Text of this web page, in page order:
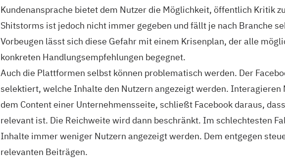
Kundenansprache bietet dem Nutzer die Möglichkeit, öffentlich Kritik
Shitstorms ist jedoch nicht immer gegeben und fällt je nach Branche
Vorbeugen lässt sich diese Gefahr mit einem Krisenplan, der alle
konkreten Handlungsempfehlungen begegnet.
Auch die Plattformen selbst können problematisch werden. Der
selektiert, welche Inhalte den Nutzern angezeigt werden.
dem Content einer Unternehmensseite, schließt Facebook daraus,
relevant ist. Die Reichweite wird dann beschränkt. Im schlechtesten
Inhalte immer weniger Nutzern angezeigt werden. Dem entgegen
relevanten Beiträgen.